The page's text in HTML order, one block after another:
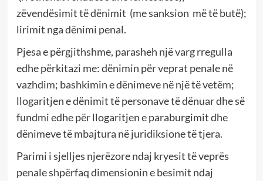
zëvendësimit të dënimit (me sanksion më të butë);
lirimit nga dënimi penal.
Pjesa e përgjithshme, parasheh një varg rregulla
edhe përkitazi me: dënimin për veprat penale në
vazhdim; bashkimin e dënimeve në një të vetëm;
llogaritjen e dënimit të personave të dënuar dhe së
fundmi edhe për llogaritjen e paraburgimit dhe
dënimeve të mbajtura në juridiksione të tjera.
Parimi i sjelljes njerëzore ndaj kryesit të veprës
penale shpërfaq dimensionin e besimit ndaj